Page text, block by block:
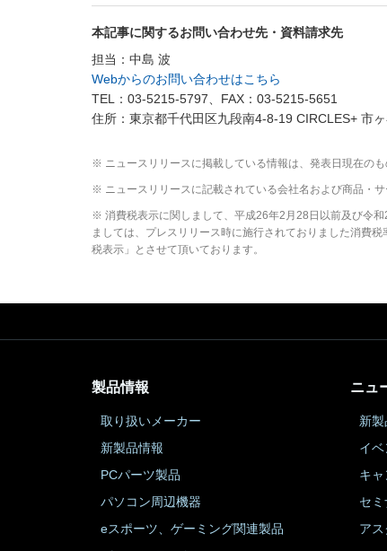
本記事に関するお問い合わせ先・資料請求先
担当：中島 波
Webからのお問い合わせはこちら
TEL：03-5215-5797、FAX：03-5215-5651
住所：東京都千代田区九段南4-8-19 CIRCLES+ 市
※ ニュースリリースに掲載している情報は、発表日現在の
※ ニュースリリースに記載されている会社名および商品・
※ 消費税表示に関しまして、平成26年2月28日以前及び令
ましては、プレスリリース時に施行されておりました消費
税表示」とさせて頂いております。
製品情報
取り扱いメーカー
新製品情報
PCパーツ製品
パソコン周辺機器
eスポーツ、ゲーミング関連製品
ニュ
新
イ
キ
セ
ア